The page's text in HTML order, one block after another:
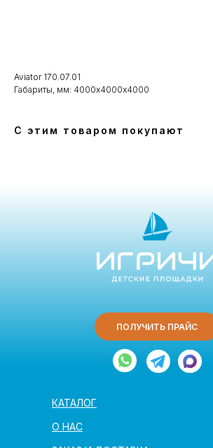
Aviator 170.07.01
Габариты, мм: 4000х4000х4000
С этим товаром покупают
О НАС
КАТАЛОГ
ПОЛУЧИТЬ ПРАЙС